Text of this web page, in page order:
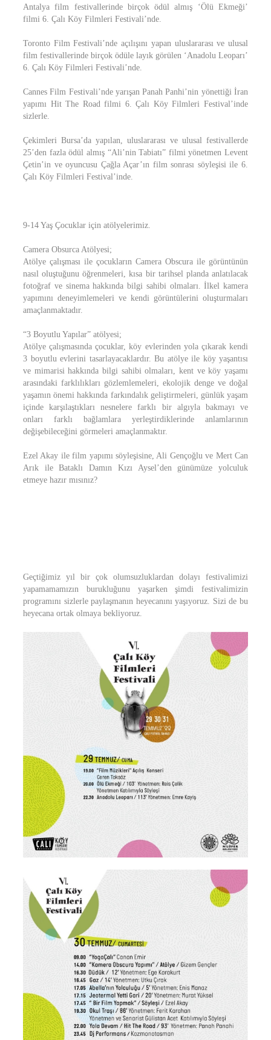
Antalya film festivallerinde birçok ödül almış ‘Ölü Ekmeği’
filmi 6. Çalı Köy Filmleri Festivali’nde.
Toronto Film Festivali’nde açılışını yapan uluslararası ve ulusal
film festivallerinde birçok ödüle layık görülen ‘Anadolu Leoparı’
6. Çalı Köy Filmleri Festivali’nde.
Cannes Film Festivali’nde yarışan Panah Panhi’nin yönettiği İran
yapımı Hit The Road filmi 6. Çalı Köy Filmleri Festival’inde
sizlerle.
Çekimleri Bursa’da yapılan, uluslararası ve ulusal festivallerde
25’den fazla ödül almış “Ali’nin Tabiatı” filmi yönetmen Levent
Çetin’in ve oyuncusu Çağla Açar’ın film sonrası söyleşisi ile 6.
Çalı Köy Filmleri Festival’inde.
9-14 Yaş Çocuklar için atölyelerimiz.
Camera Obsurca Atölyesi;
Atölye çalışması ile çocukların Camera Obscura ile görüntünün
nasıl oluştuğunu öğrenmeleri, kısa bir tarihsel planda anlatılacak
fotoğraf ve sinema hakkında bilgi sahibi olmaları. İlkel kamera
yapımını deneyimlemeleri ve kendi görüntülerini oluşturmaları
amaçlanmaktadır.
“3 Boyutlu Yapılar” atölyesi;
Atölye çalışmasında çocuklar, köy evlerinden yola çıkarak kendi
3 boyutlu evlerini tasarlayacaklardır. Bu atölye ile köy yaşantısı
ve mimarisi hakkında bilgi sahibi olmaları, kent ve köy yaşamı
arasındaki farklılıkları gözlemlemeleri, ekolojik denge ve doğal
yaşamın önemi hakkında farkındalık geliştirmeleri, günlük yaşam
içinde karşılaştıkları nesnelere farklı bir algıyla bakmayı ve
onları farklı bağlamlara yerleştirdiklerinde anlamlarının
değişebileceğini görmeleri amaçlanmaktır.
Ezel Akay ile film yapımı söyleşisine, Ali Gençoğlu ve Mert Can
Arık ile Bataklı Damın Kızı Aysel’den günümüze yolculuk
etmeye hazır mısınız?
Geçtiğimiz yıl bir çok olumsuzluklardan dolayı festivalimizi
yapamamamızın burukluğunu yaşarken şimdi festivalimizin
programını sizlerle paylaşmanın heyecanını yaşıyoruz. Sizi de bu
heyecana ortak olmaya bekliyoruz.